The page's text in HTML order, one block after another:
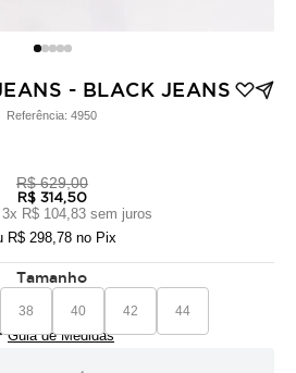
- BLACK JEANS
Referência:4950
R$ 629,00
R$ 314,50
3x R$ 104,83 sem juros
R$ 298,78 no Pix
Tamanho
38 40 42 44
Guia de Medidas